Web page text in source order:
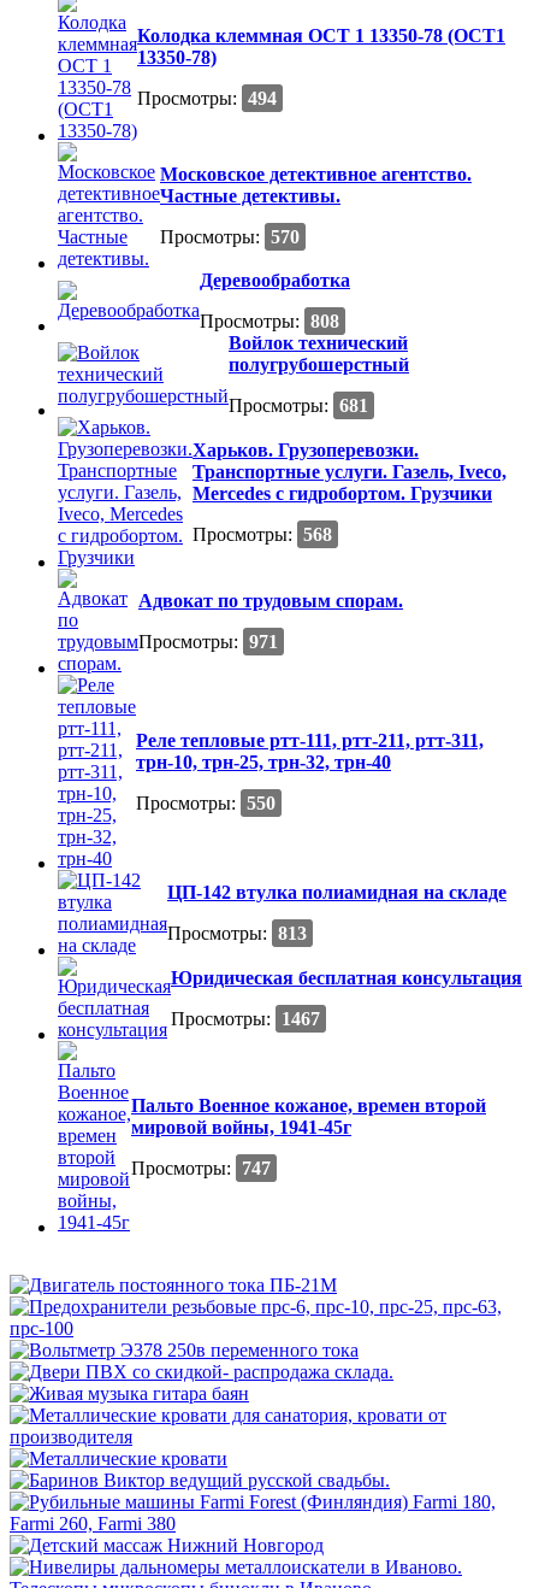
Колодка клеммная ОСТ 1 13350-78 (ОСТ1
13350-78)
Просмотры: 494
Московское детективное агентство.
Частные детективы.
Просмотры: 570
Деревообработка
Просмотры: 808
Войлок технический
полугрубошерстный
Просмотры: 681
Харьков. Грузоперевозки.
Транспортные услуги. Газель, Iveco,
Mercedes с гидробортом. Грузчики
Просмотры: 568
Адвокат по трудовым спорам.
Просмотры: 971
Реле тепловые ртт-111, ртт-211, ртт-311,
трн-10, трн-25, трн-32, трн-40
Просмотры: 550
ЦП-142 втулка полиамидная на складе
Просмотры: 813
Юридическая бесплатная консультация
Просмотры:
1467
Пальто Военное кожаное, времен второй
мировой войны, 1941-45г
Просмотры:
747